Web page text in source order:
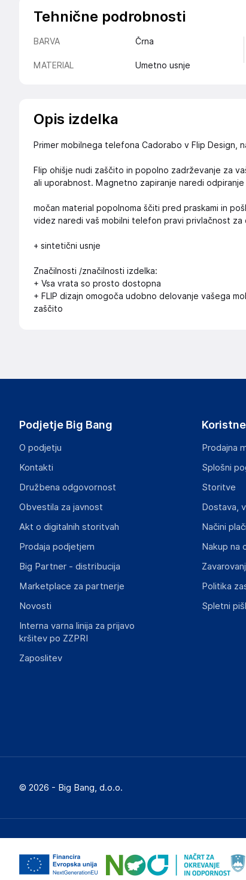
Tehnične podrobnosti
BARVA Črna
MATERIAL Umetno usnje
Opis izdelka
Primer mobilnega telefona Cadorabo v Flip Design,
Flip ohišje nudi zaščito in popolno zadrževanje za
ali uporabnost. Magnetno zapiranje naredi
močan material popolnoma ščiti pred praskami in
videz naredi vaš mobilni telefon pravi privlačnost za
+ sintetični usnje
Značilnosti /značilnosti izdelka:
+ Vsa vrata so prosto dostopna
+ FLIP dizajn omogoča udobno delovanje vašega
zaščito
Podjetje Big Bang
O podjetju
Kontakti
Družbena odgovornost
Obvestila za javnost
Akt o digitalnih storitvah
Prodaja podjetjem
Big Partner - distribucija
Marketplace za partnerje
Novosti
Interna varna linija za prijavo
kršitev po ZZPRI
Zaposlitev
Prodajna
Splošni
Storitve
Dostava,
Načini
Nakup na
Politika
Spletni
© 2026 - Big Bang, d.o.o.